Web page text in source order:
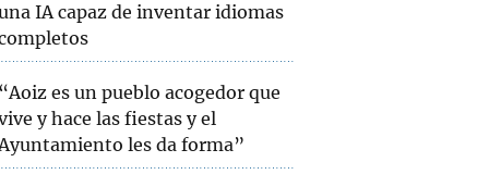
IA capaz de inventar idiomas
“Aoiz es un pueblo acogedor que
y hace las fiestas y el
les da forma”